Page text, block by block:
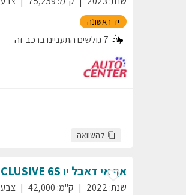
יד ראשונה
7גולשים התעניינו ברכב זה
להשוואה
אף אי דאבל יוEXCLUSIVE 6S
שנת:
2022 ק"מ:
42,000 צבע